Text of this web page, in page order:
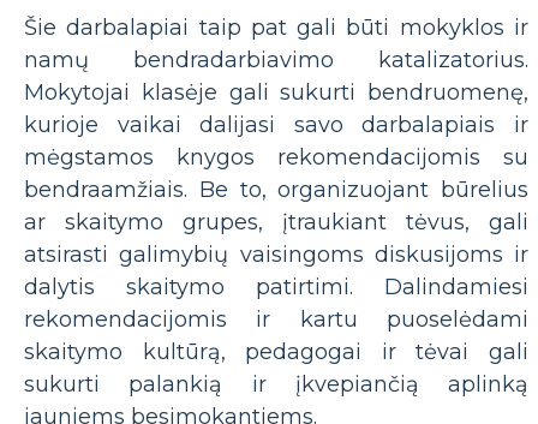
Šie darbalapiai taip pat gali būti mokyklos ir
namų bendradarbiavimo katalizatorius.
Mokytojai klasėje gali sukurti bendruomenę,
kurioje vaikai dalijasi savo darbalapiais ir
mėgstamos knygos rekomendacijomis su
bendraamžiais. Be to, organizuojant būrelius
ar skaitymo grupes, įtraukiant tėvus, gali
atsirasti galimybių vaisingoms diskusijoms ir
dalytis skaitymo patirtimi. Dalindamiesi
rekomendacijomis ir kartu puoselėdami
skaitymo kultūrą, pedagogai ir tėvai gali
sukurti palankią ir įkvepiančią aplinką
jauniems besimokantiems.